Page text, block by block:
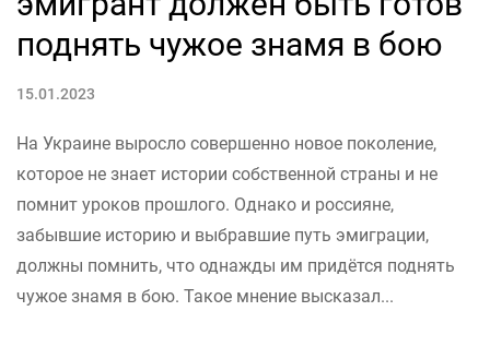
поднять чужое знамя в бою
15.01.2023
На Украине выросло совершенно новое поколение,
которое не знает истории собственной страны и не
помнит уроков прошлого. Однако и россияне,
забывшие историю и выбравшие путь эмиграции,
должны помнить, что однажды им придётся поднять
чужое знамя в бою. Такое мнение высказал...